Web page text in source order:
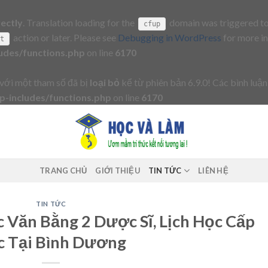
. Translation loading for the cfup
domain was triggered
action or later. Please see Debugging in WordPress for more
functions.php on line 6170
một tham số đã bị loại bỏ kể từ phiên bản 6.9.0! Các bình
includes/functions.php on line 6170
TRANG CHỦ GIỚI THIỆU TIN TỨC LIÊN HỆ
TIN TỨC
Bằng 2 Dược Sĩ, Lịch Học Cấp
Tại Bình Dương